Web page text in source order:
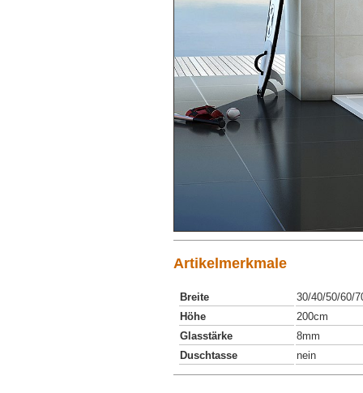
Artikelmerkmale
Breite
30/40/50/60/
Höhe
200cm
Glasstärke
8mm
Duschtasse
nein